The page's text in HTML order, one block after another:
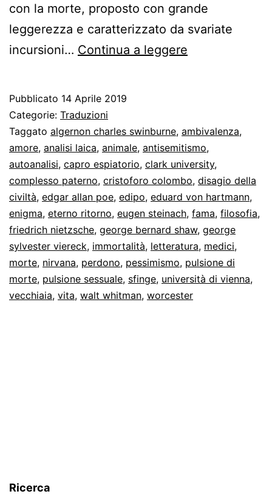
con la morte, proposto con grande
leggerezza e caratterizzato da svariate
incursioni… Continua a leggere
Intervista
del
1926
Pubblicato 14 Aprile 2019
Categorie: Traduzioni
Taggato algernon charles swinburne, ambivalenza,
amore, analisi laica, animale, antisemitismo,
autoanalisi, capro espiatorio, clark university,
complesso paterno, cristoforo colombo, disagio della
civiltà, edgar allan poe, edipo, eduard von hartmann,
enigma, eterno ritorno, eugen steinach, fama, filosofia,
friedrich nietzsche, george bernard shaw, george
sylvester viereck, immortalità, letteratura, medici,
morte, nirvana, perdono, pessimismo, pulsione di
morte, pulsione sessuale, sfinge, università di vienna,
vecchiaia, vita, walt whitman, worcester
Ricerca